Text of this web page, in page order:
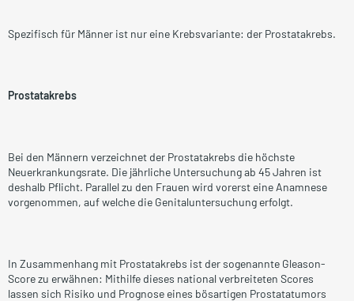
Spezifisch für Männer ist nur eine Krebsvariante: der Prostatakrebs.
Prostatakrebs
Bei den Männern verzeichnet der Prostatakrebs die höchste
Neuerkrankungsrate. Die jährliche Untersuchung ab 45 Jahren ist
deshalb Pflicht. Parallel zu den Frauen wird vorerst eine Anamnese
vorgenommen, auf welche die Genitaluntersuchung erfolgt.
In Zusammenhang mit Prostatakrebs ist der sogenannte Gleason-
Score zu erwähnen: Mithilfe dieses national verbreiteten Scores
lassen sich Risiko und Prognose eines bösartigen Prostatatumors